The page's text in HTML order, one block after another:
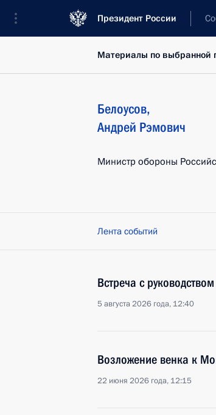
Президент России
Материалы по выбранной
Белоусов,
Андрей Рэмович
Министр обороны
Лента событий
Встреча с
5 августа 2026 года, 12:40
Возложение венка к
22 июня 2026 года, 12:15